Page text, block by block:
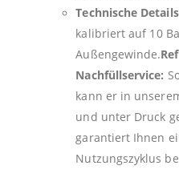
Technische
kalibriert auf 10
Außengewinde.
Nachfüllservice:
kann er in
und unter Druck
garantiert Ihnen
Nutzungszyklus